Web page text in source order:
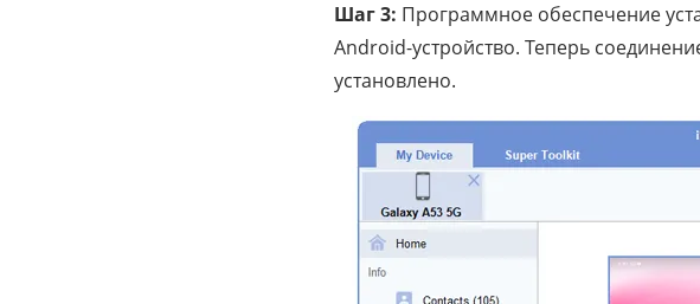
Шаг 3: Программное обеспечение
Android-устройство. Теперь
установлено.